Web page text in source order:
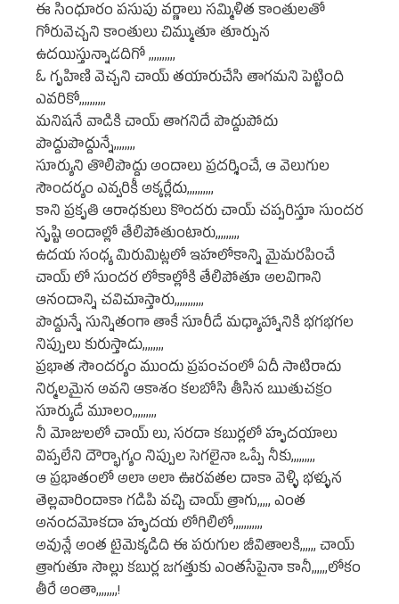
ఈ సింధూరం పసుపు వర్ణాలు సమ్మిళిత కాంతులతో
గోరువెచ్చని కాంతులు చిమ్ముతూ తూర్పున
ఉదయిస్తున్నాడదిగో ,,,,,,,,,,
ఓ గృహిణి వెచ్చని చాయ్ తయారుచేసి తాగమని పెట్టింది
ఎవరికో,,,,,,,,,,
మనిషనే వాడికి చాయ్ తాగనిదే పొద్దుపోదు
పొద్దుపొద్దున్నే,,,,,,,,
సూర్యుని తొలిపొద్దు అందాలు ప్రదర్శించే, ఆ వెలుగుల
సౌందర్యం ఎవ్వరికీ అక్కర్లేదు,,,,,,,,,,
కాని ప్రకృతి ఆరాధకులు కొందరు చాయ్ చప్పరిస్తూ సుందర
సృష్టి అందాల్లో తేలిపోతుంటారు,,,,,,,,,
ఉదయ సంధ్య మిరుమిట్లలో ఇహలోకాన్ని మైమరపించే
చాయ్ లో సుందర లోకాల్లోకి తేలిపోతూ అలవిగాని
ఆనందాన్ని చవిచూస్తారు,,,,,,,,,,,
పొద్దున్నే సున్నితంగా తాకే సూరీడే మధ్యాహ్నానికి భగభగల
నిప్పులు కురుస్తాడు,,,,,,,,
ప్రభాత సౌందర్యం ముందు ప్రపంచంలో ఏదీ సాటిరాదు
నిర్మలమైన అవని ఆకాశం కలబోసి తీసిన ఋతుచక్రం
సూర్యుడే మూలం,,,,,,,,,
నీ మోజులలో చాయ్ లు, సరదా కబుర్లలో హృదయాలు
విప్పలేని దౌర్భాగ్యం నిప్పుల సెగలైనా ఒప్పే నీకు,,,,,,,,,
ఆ ప్రభాతంలో అలా అలా ఊరవతల దాకా వెళ్ళి భళ్ళున
తెల్లవారిందాకా గడిపి వచ్చి చాయ్ త్రాగు,,,,, ఎంత
అనందమోకదా హృదయ లోగిలిలో,,,,,,,,,,,
అవున్లే అంత టైమెక్కడిది ఈ పరుగుల జీవితాలకి,,,,,, చాయ్
త్రాగుతూ సొల్లు కబుర్ల జగత్తుకు ఎంతసేపైనా కానీ,,,,,,లోకం
తీరే అంతా,,,,,,,,!